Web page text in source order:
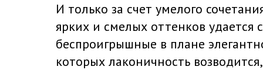
И только за счет умелого
ярких и смелых оттенков удается
беспроигрышные в плане
которых лаконичность